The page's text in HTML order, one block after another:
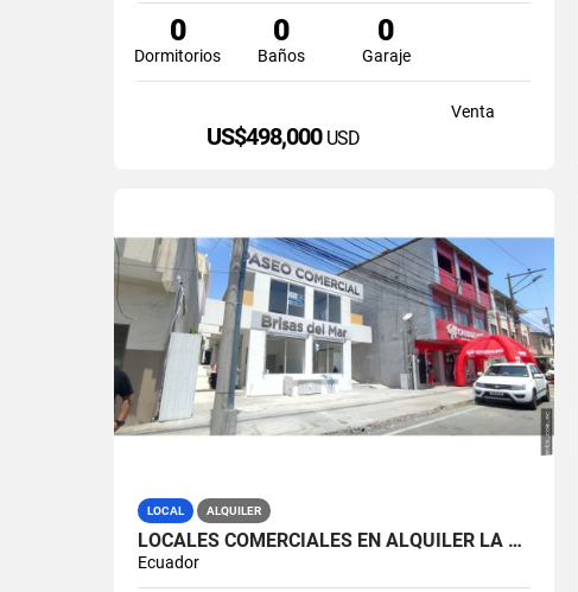
0
Dormitorios
0
Baños
0
Garaje
Venta
US$498,000 USD
LOCAL ALQUILER
LOCALES COMERCIALES EN ALQUILER LA LIBERTAD AV. 9 OCTUBRE
Ecuador